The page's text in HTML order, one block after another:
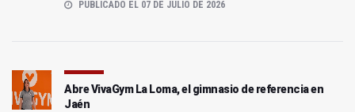
PUBLICADO EL 07 DE JULIO DE 2026
Abre VivaGym La Loma, el gimnasio de referencia en
Jaén